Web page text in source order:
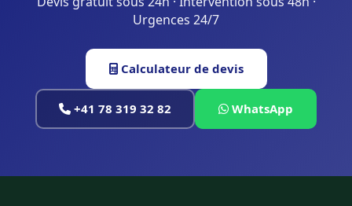
Urgences 24/7
Calculateur de devis
+41 78 319 32 82 WhatsApp